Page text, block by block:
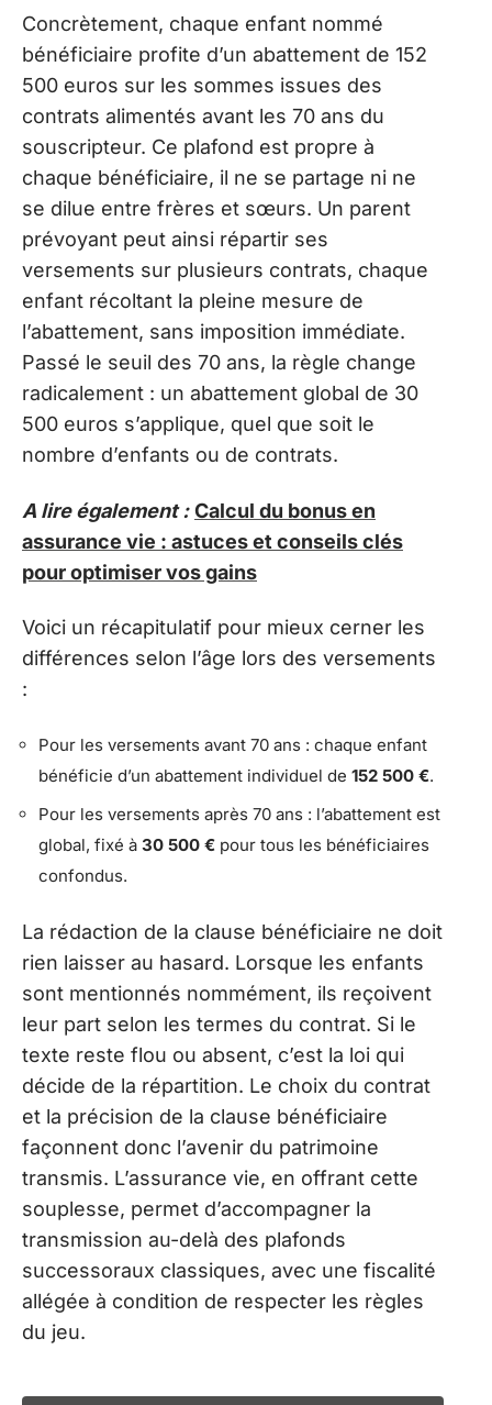
Concrètement, chaque enfant nommé
bénéficiaire profite d’un abattement de 152
500 euros sur les sommes issues des
contrats alimentés avant les 70 ans du
souscripteur. Ce plafond est propre à
chaque bénéficiaire, il ne se partage ni ne
se dilue entre frères et sœurs. Un parent
prévoyant peut ainsi répartir ses
versements sur plusieurs contrats, chaque
enfant récoltant la pleine mesure de
l’abattement, sans imposition immédiate.
Passé le seuil des 70 ans, la règle change
radicalement : un abattement global de 30
500 euros s’applique, quel que soit le
nombre d’enfants ou de contrats.
A lire également : Calcul du bonus en
assurance vie : astuces et conseils clés
pour optimiser vos gains
Voici un récapitulatif pour mieux cerner les
différences selon l’âge lors des versements
:
Pour les versements avant 70 ans : chaque enfant
bénéficie d’un abattement individuel de 152 500 €.
Pour les versements après 70 ans : l’abattement est
global, fixé à 30 500 € pour tous les bénéficiaires
confondus.
La rédaction de la clause bénéficiaire ne doit
rien laisser au hasard. Lorsque les enfants
sont mentionnés nommément, ils reçoivent
leur part selon les termes du contrat. Si le
texte reste flou ou absent, c’est la loi qui
décide de la répartition. Le choix du contrat
et la précision de la clause bénéficiaire
façonnent donc l’avenir du patrimoine
transmis. L’assurance vie, en offrant cette
souplesse, permet d’accompagner la
transmission au-delà des plafonds
successoraux classiques, avec une fiscalité
allégée à condition de respecter les règles
du jeu.